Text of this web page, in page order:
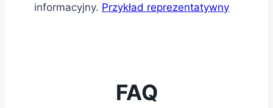
informacyjny. Przykład reprezentatywny
FAQ